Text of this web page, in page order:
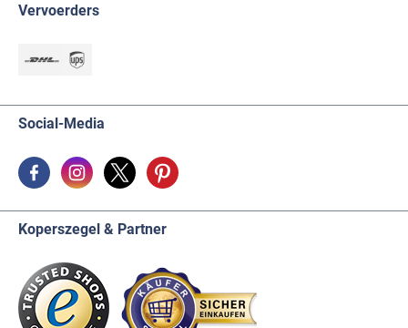
Vervoerders
Social-Media
Koperszegel & Partner